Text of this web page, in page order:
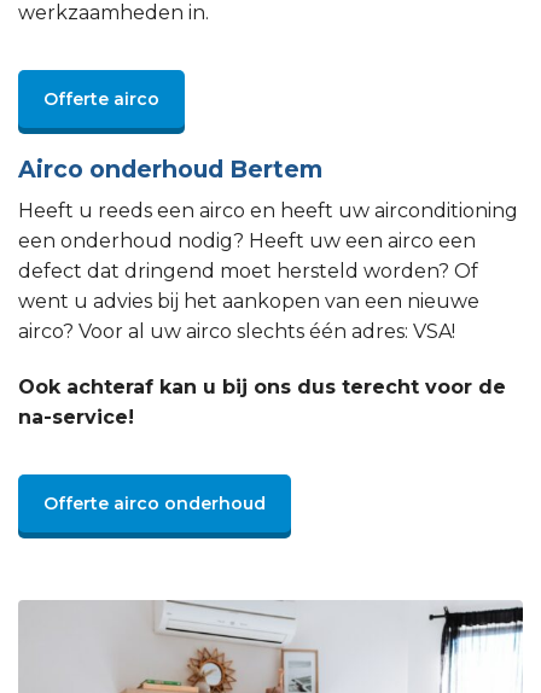
werkzaamheden in.
Offerte airco
Airco onderhoud Bertem
Heeft u reeds een airco en heeft uw airconditioning
een onderhoud nodig? Heeft uw een airco een
defect dat dringend moet hersteld worden? Of
went u advies bij het aankopen van een nieuwe
airco? Voor al uw airco slechts één adres: VSA!
Ook achteraf kan u bij ons dus terecht voor de
na-service!
Offerte airco onderhoud